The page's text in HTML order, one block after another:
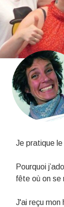
Je pratique
Pourquoi
fête où on se
J'ai reçu mon